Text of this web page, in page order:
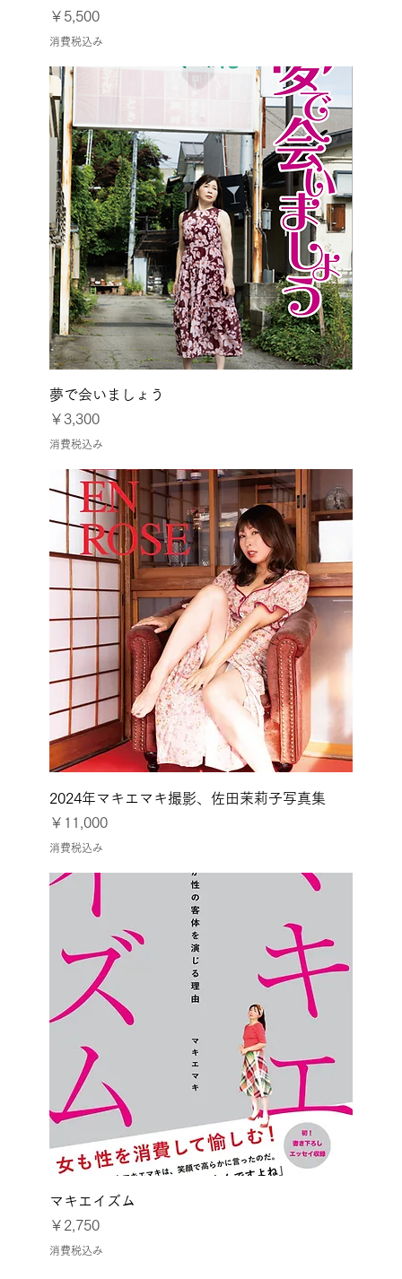
価格
￥5,500
消費税込み
夢で会いましょう
価格
￥3,300
消費税込み
2024年マキエマキ撮影、佐田茉莉子写真集
価格
￥11,000
消費税込み
マキエイズム
価格
￥2,750
消費税込み